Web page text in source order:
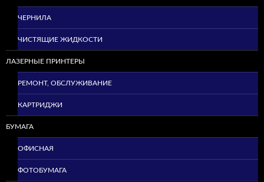
ЧЕРНИЛА
ЧИСТЯЩИЕ ЖИДКОСТИ
ЛАЗЕРНЫЕ ПРИНТЕРЫ
РЕМОНТ, ОБСЛУЖИВАНИЕ
КАРТРИДЖИ
БУМАГА
ОФИСНАЯ
ФОТОБУМАГА